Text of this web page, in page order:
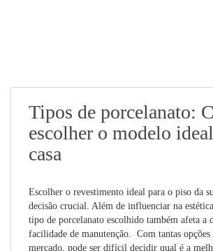
Tipos de porcelanato:
escolher o modelo
casa
Escolher o revestimento ideal para o piso da
decisão crucial. Além de influenciar na
tipo de porcelanato escolhido também afeta a
facilidade de manutenção. Com tantas
mercado, pode ser difícil decidir qual é a